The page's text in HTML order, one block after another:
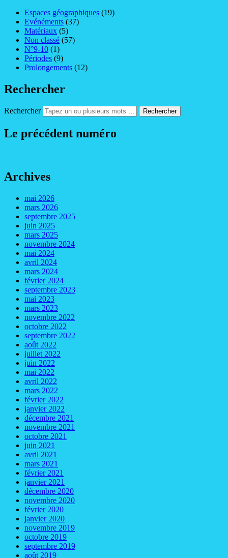
Espaces géographiques (19)
Evénéments (37)
Matériaux (5)
Non classé (57)
N°9-10 (1)
Périodes (9)
Prolongements (12)
Rechercher
Rechercher
Le précédent numéro
Archives
mai 2026
mars 2026
septembre 2025
juin 2025
mars 2025
novembre 2024
mai 2024
avril 2024
mars 2024
février 2024
septembre 2023
mai 2023
mars 2023
novembre 2022
octobre 2022
septembre 2022
août 2022
juillet 2022
juin 2022
mai 2022
avril 2022
mars 2022
février 2022
janvier 2022
décembre 2021
novembre 2021
octobre 2021
juin 2021
avril 2021
mars 2021
février 2021
janvier 2021
décembre 2020
novembre 2020
février 2020
janvier 2020
novembre 2019
octobre 2019
septembre 2019
août 2019